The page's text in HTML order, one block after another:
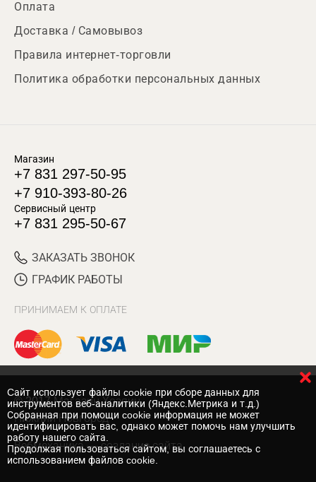
Оплата
Доставка / Самовывоз
Правила интернет-торговли
Политика обработки персональных данных
Магазин
+7 831 297-50-95
+7 910-393-80-26
Сервисный центр
+7 831 295-50-67
ЗАКАЗАТЬ ЗВОНОК
ГРАФИК РАБОТЫ
ПРИНИМАЕМ К ОПЛАТЕ
© 2017 Магазин Хозяин
Нижний Новгород
Вебмеханика — создание сайта
Cайт использует файлы cookie при сборе данных для
инструментов веб-аналитики (Яндекс.Метрика и т.д.)
Собранная при помощи cookie информация не может
идентифицировать вас, однако может помочь нам улучшить
работу нашего сайта.
Продолжая пользоваться сайтом, вы соглашаетесь с
использованием файлов cookie.